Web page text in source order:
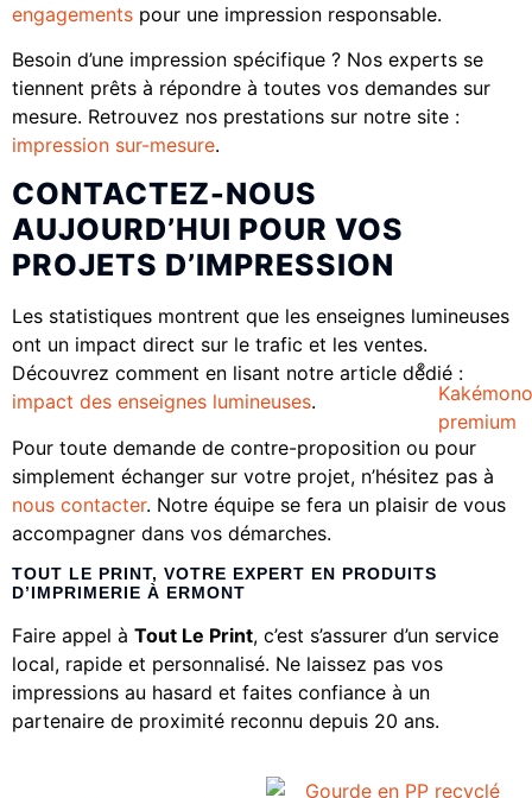
Kakémono
premium
engagements pour une impression responsable.
Besoin d’une impression spécifique ? Nos experts se
tiennent prêts à répondre à toutes vos demandes sur
mesure. Retrouvez nos prestations sur notre site :
impression sur-mesure.
CONTACTEZ-NOUS
AUJOURD’HUI POUR VOS
PROJETS D’IMPRESSION
Les statistiques montrent que les enseignes lumineuses
ont un impact direct sur le trafic et les ventes.
Découvrez comment en lisant notre article dédié :
impact des enseignes lumineuses.
Pour toute demande de contre-proposition ou pour
simplement échanger sur votre projet, n’hésitez pas à
nous contacter. Notre équipe se fera un plaisir de vous
accompagner dans vos démarches.
TOUT LE PRINT, VOTRE EXPERT EN PRODUITS
D’IMPRIMERIE À ERMONT
Faire appel à Tout Le Print, c’est s’assurer d’un service
local, rapide et personnalisé. Ne laissez pas vos
impressions au hasard et faites confiance à un
partenaire de proximité reconnu depuis 20 ans.